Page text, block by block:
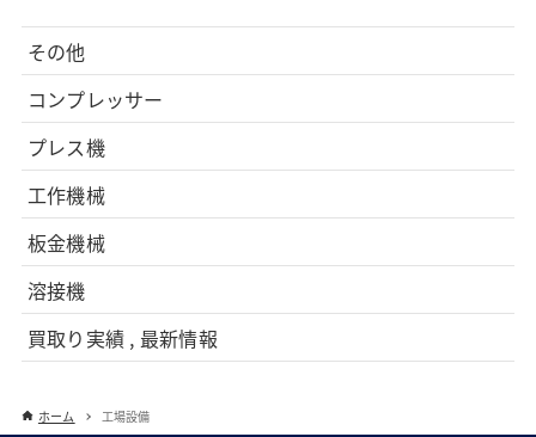
その他
コンプレッサー
プレス機
工作機械
板金機械
溶接機
買取り実績 , 最新情報
ホーム 工場設備